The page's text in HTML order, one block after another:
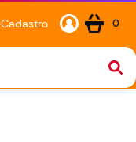
Cadastro 0